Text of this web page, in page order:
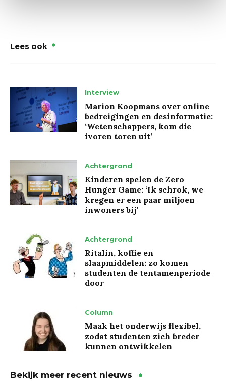
Lees ook
Interview
Marion Koopmans over online
bedreigingen en desinformatie:
‘Wetenschappers, kom die
ivoren toren uit’
Achtergrond
Kinderen spelen de Zero
Hunger Game: ‘Ik schrok, we
kregen er een paar miljoen
inwoners bij’
Achtergrond
Ritalin, koffie en
slaapmiddelen: zo komen
studenten de tentamenperiode
door
Column
Maak het onderwijs flexibel,
zodat studenten zich breder
kunnen ontwikkelen
Bekijk meer recent nieuws